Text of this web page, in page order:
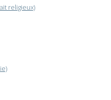
religieux)